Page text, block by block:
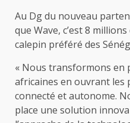
Au Dg du nouveau
que Wave, c’est 8
calepin préféré des
« Nous transformons
africaines en ouvrant les
connecté et autonome.
place une solution